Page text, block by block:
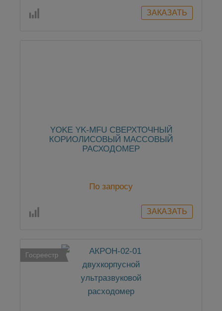
YOKE YK-MFU СВЕРХТОЧНЫЙ
КОРИОЛИСОВЫЙ МАССОВЫЙ
РАСХОДОМЕР
По запросу
Госреестр